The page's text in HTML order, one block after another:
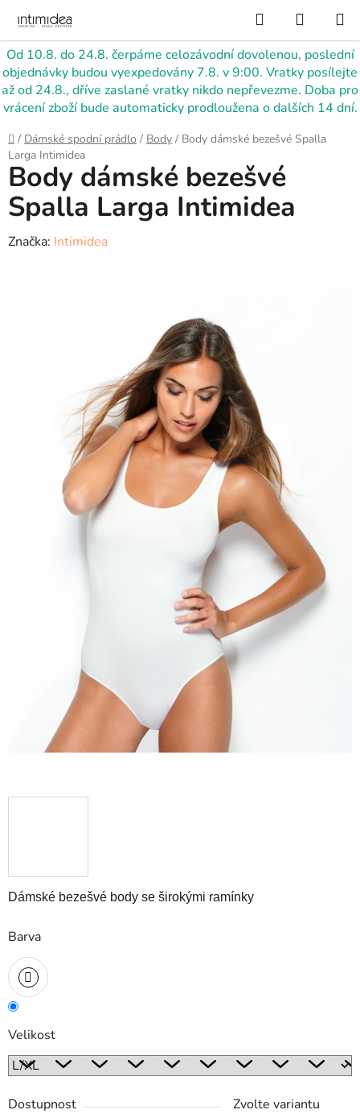
obsah
Od 10.8. do 24.8. čerpáme celozávodní dovolenou, poslední
objednávky budou vyexpedovány 7.8. v 9:00. Vratky posílejte
až od 24.8., dříve zaslané vratky nikdo nepřevezme. Doba pro
vrácení zboží bude automaticky prodloužena o dalších 14 dní.
Hledat
KOŠÍK
Domů
/ Dámské spodní prádlo / Body / Body dámské bezešvé Spalla
Larga Intimidea
Dámské bezešvé body se širokými ramínky
Barva
Velikost
Dostupnost
Zvolte variantu
Body dámské bezešvé
Spalla Larga Intimidea
Značka: Intimidea